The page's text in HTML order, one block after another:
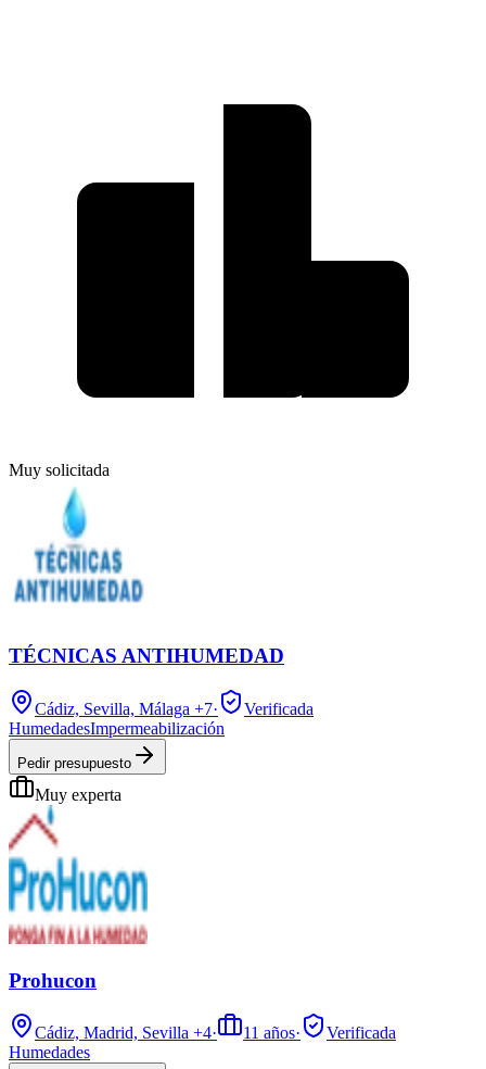
Muy solicitada
TÉCNICAS ANTIHUMEDAD
Cádiz, Sevilla, Málaga +7·
Verificada
HumedadesImpermeabilización
Pedir presupuesto
Muy experta
Prohucon
Cádiz, Madrid, Sevilla +4· 11 años·
Verificada
Humedades